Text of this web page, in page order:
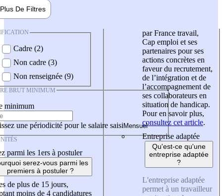
Plus De Filtres
Cadre (2)
Non cadre (3)
Non renseignée (9)
BRUT MINIMUM
minimum
une périodicité pour le salaire saisi
parmi les 1ers à postuler
serez-vous parmi les
premiers à postuler ?
de plus de 15 jours,
moins de 4 candidatures
par France travail,
Cap emploi et ses
partenaires pour ses
actions concrètes en
faveur du recrutement,
de l’intégration et de
l’accompagnement de
ses collaborateurs en
situation de handicap.
Pour en savoir plus,
consultez cet article.
Entreprise adaptée
Qu'est-ce qu'une
entreprise adaptée
?
L'entreprise adaptée
permet à un travailleur